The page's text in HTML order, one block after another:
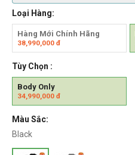
Loại Hàng:
Hàng Mới Chính Hãng
38,990,000 đ
Tùy Chọn :
Body Only
34,990,000 đ
Màu Sắc:
Black